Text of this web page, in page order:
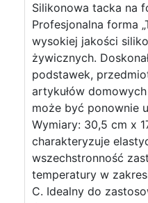
Silikonowa tacka na
Profesjonalna forma
wysokiej jakości
żywicznych.
podstawek,
artykułów
może być ponownie
Wymiary: 30,5 cm x
charakteryzuje
wszechstronność
temperatury w
C. Idealny do